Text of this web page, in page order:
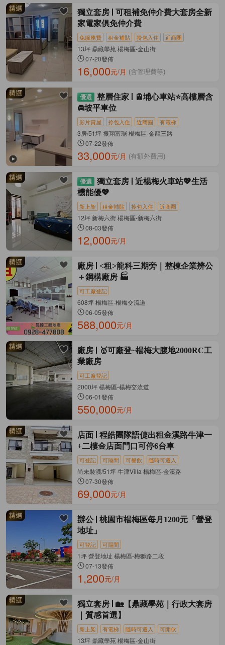
獨立套房
可租補免仲介費大套房全新
家電家俱免仲介費
免服務費 租金補貼 拎包入住 近商圈
13坪 鼎藏學苑 楊梅區-金山街
07-20發佈
16,000元/月 (含管理費等)
整層住家
🚊埔心車站⭐️高樓層含
🚘坡平車位
影片賞屋 拎包入住 近商圈 有電梯
3房/51坪 振翔富琚 楊梅區-金龍三路
07-22發佈
33,000元/月 (有額外費用)
獨立套房
近楊梅火車站💖生活
機能優💖
新上架 租金補貼 拎包入住 近商圈
12坪 新梅六街 楊梅區-新梅六街
08-03發佈
12,000元/月
廠房
<租>龍科三期旁｜整棟企業辨公
＋鋼構廠房 🏭
可工廠登記
608坪 楊梅區-楊梅交流道
06-05發佈
588,000元/月
廠房
🥇可廠登~楊梅大腹地2000RC工
業廠房
可工廠登記
2000坪 楊梅區-楊梅交流道
06-01發佈
550,000元/月
店面
程皓團隊語倢出租金溪路牛津一
+二樓金店面門口可停6台車
可登記 可隔間 可餐飲 隨時可遷入
尚未裝潢/51坪 牛津Villa 楊梅區-金溪路
07-30發佈
69,000元/月
辦公
桃園市楊梅區每月1200元「營登
地址」
可登記 可隔間
1坪 營登地址 楊梅區-梅獅路二段
07-13發佈
1,200元/月
獨立套房
🏡【鼎藏學苑｜行政大套房
｜質感首選】
新上架 有電梯 隨時可遷入 可開伙
13坪 鼎藏學苑 楊梅區-金山街